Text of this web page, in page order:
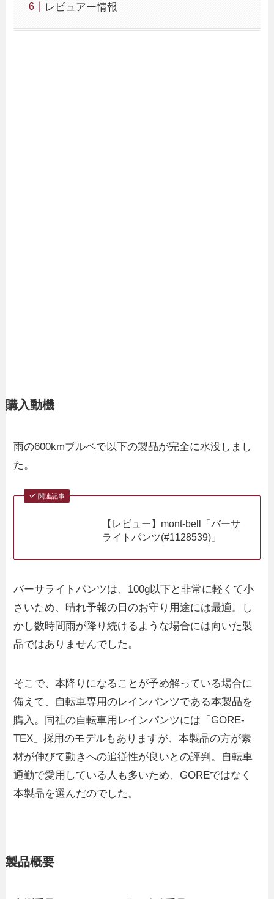
レビュアー情報
購入動機
雨の600kmブルベで以下の製品が完全に水没しまし
た。
関連記事
【レビュー】mont-bell「バーサ
ライトパンツ(#1128539)」
バーサライトパンツは、100g以下と非常に軽くて小
さいため、晴れ予報の日のお守り用途には最適。し
かし数時間雨が降り続けるような場合には向いた製
品ではありませんでした。
そこで、本降りになることが予め解っている場合に
備えて、自転車専用のレインパンツである本製品を
購入。同社の自転車用レインパンツには「GORE-
TEX」採用のモデルもありますが、本製品の方が素
材が伸びて動きへの追従性が良いとの評判。自転車
通勤で愛用している人も多いため、GOREではなく
本製品を選んだのでした。
製品概要